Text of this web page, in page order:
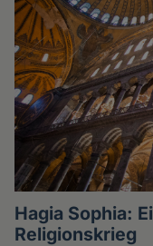
Hagia Sophia:
Religionskrieg